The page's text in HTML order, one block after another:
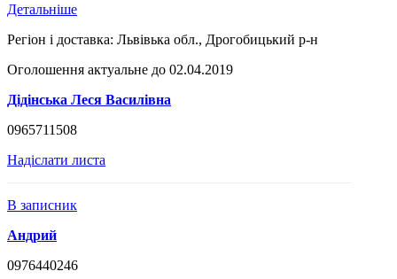
Детальніше
Регіон і доставка: Львівька обл., Дрогобицький р-н
Оголошення актуальне до 02.04.2019
Дідінська Леся Василівна
0965711508
Надіслати листа
В записник
Андрий
0976440246